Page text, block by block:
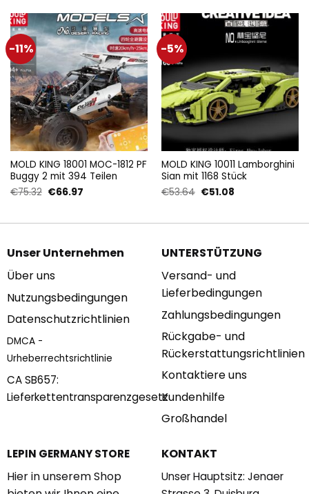
-11%
MOLD KING 18001 MOC-1812 PF
Buggy 2 mit 394 Teilen
€75.32 Ursprünglicher
€66.97Aktueller
-5%
MOLD KING 10011 Lamborghini
Sian mit 1168 Stück
€53.64 Ursprünglicher
€51.08Aktueller
Unser Unternehmen
Über uns
Nutzungsbedingungen
Datenschutzrichtlinien
DMCA -
Urheberrechtsrichtlinie
CA SB657:
Lieferkettentransparenzgesetz
UNTERSTÜTZUNG
Versand- und
Lieferbedingungen
Zahlungsbedingungen
Rückgabe- und
Rückerstattungsrichtlinien
Kontaktiere uns
Kundenhilfe
Großhandel
LEPIN GERMANY STORE
Hier in unserem Shop
KONTAKT
Unser Hauptsitz: Jenaer